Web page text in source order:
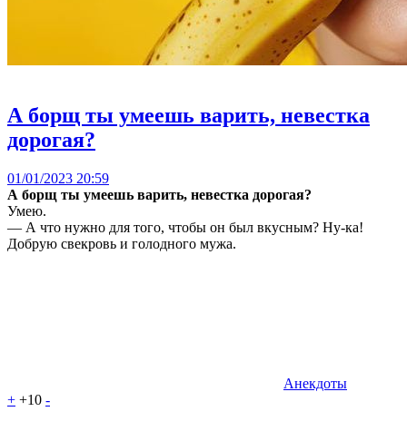
А борщ ты умеешь варить, невестка
дорогая?
01/01/2023 20:59
А борщ ты умеешь варить, невестка дорогая?
Умею.
— А что нужно для того, чтобы он был вкусным? Ну-ка!
Добрую свекровь и голодного мужа.
Анекдоты
+ +10 -